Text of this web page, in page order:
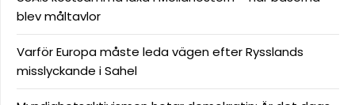
blev måltavlor
Varför Europa måste leda vägen efter Rysslands
misslyckande i Sahel